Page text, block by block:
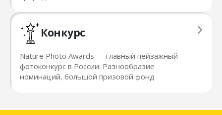
Конкурс
Nature Photo Awards — главный пейзажный
фотоконкурс в России. Разнообразие
номинаций, большой призовой фонд